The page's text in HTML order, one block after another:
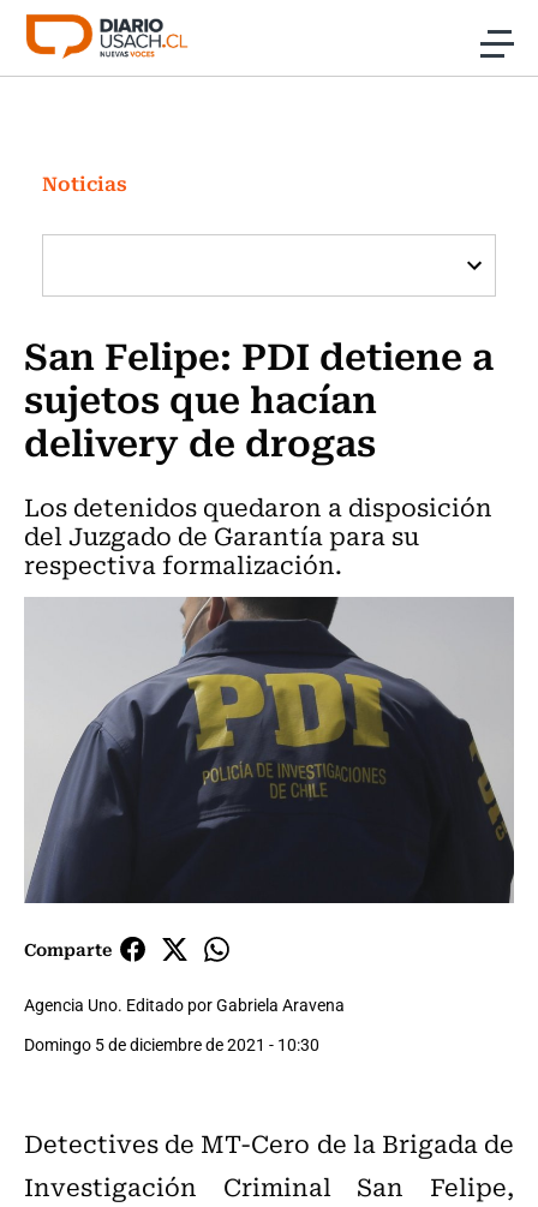
Click acá para ir directamente al contenido
Investigación
Cultura
Programas Radio y TV Usach
Noticias
San Felipe: PDI detiene a
sujetos que hacían
delivery de drogas
Los detenidos quedaron a disposición
del Juzgado de Garantía para su
respectiva formalización.
Comparte
Agencia Uno. Editado por Gabriela Aravena
Domingo 5 de diciembre de 2021 - 10:30
Detectives de MT-Cero de la Brigada de
Investigación Criminal San Felipe,